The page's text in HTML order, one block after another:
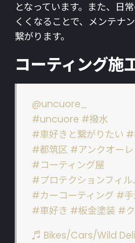
となっています。また、日
くくなることで、メンテナ
繋がります。
コーティング施
@uncuore_
#uncuore #撥水
#車好きと繋がりたい #
#都筑区 #アンクオーレ
#コーティング屋
#プロテクションフィル
#カーコーティング #手
#車好き #板金塗装 #
♬ Bikes/Cars/Wild